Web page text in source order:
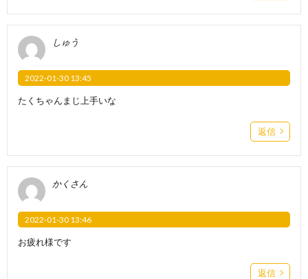
しゅう
2022-01-30 13:45
たくちゃんまじ上手いな
返信
かくさん
2022-01-30 13:46
お疲れ様です
返信